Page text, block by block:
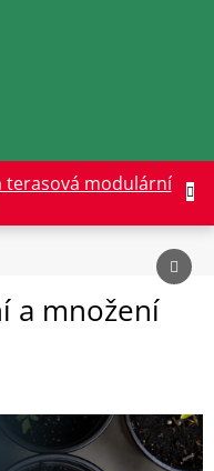
terasová modulární
a množení